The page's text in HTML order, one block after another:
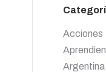
Acciones
Argentina